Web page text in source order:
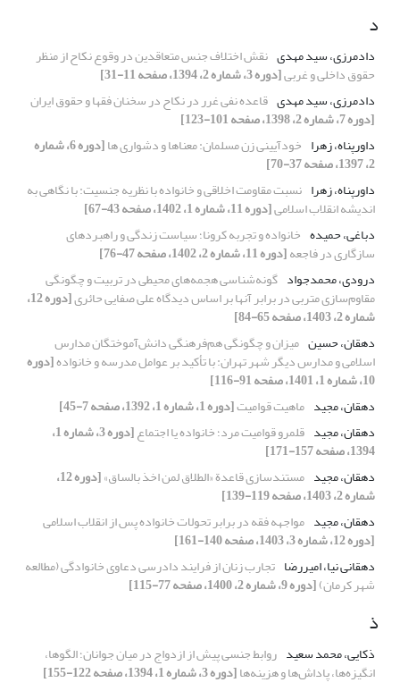
د
دادمرزی، سید مهدی نقش اختلاف جنس متعاقدین در وقوع نکاح از منظر
حقوق داخلی و غربی[دوره 3، شماره 2، 1394، صفحه 11-31]
دادمرزی، سید مهدی قاعده نفی غرر در نکاح در سخنان فقها و حقوق ایران
[دوره 7، شماره 2، 1398، صفحه 101-123]
داورپناه، زهرا خودآیینی زن مسلمان: معناها و دشواری ها [دوره 6، شماره
2، 1397، صفحه 37-70]
داورپناه، زهرا نسبت مقاومت اخلاقی و خانواده با نظریه جنسیت: با نگاهی به
اندیشه انقلاب اسلامی[دوره 11، شماره 1، 1402، صفحه 43-67]
دباغی، حمیده خانواده و تجربه کرونا؛ سیاست زندگی و راهبردهای
سازگاری در فاجعه[دوره 11، شماره 2، 1402، صفحه 47-76]
درودی، محمدجواد گونه‌شناسی هجمه‌های محیطی در تربیت و چگونگی
مقاوم‌سازی متربی در برابر آنها بر اساس دیدگاه علی صفایی حائری [دوره 12،
شماره 2، 1403، صفحه 65-84]
دهقان، حسین میزان و چگونگی هم‌فرهنگی دانش‌آموختگان مدارس
اسلامی و مدارس دیگر شهر تهران: با تأکید بر عوامل مدرسه و خانواده[دوره
10، شماره 1، 1401، صفحه 91-116]
دهقان، مجید ماهیت قوامیت[دوره 1، شماره 1، 1392، صفحه 7-45]
دهقان، مجید قلمرو قوامیت مرد؛ خانواده یا اجتماع [دوره 3، شماره 1،
1394، صفحه 157-171]
دهقان، مجید مستند‌سازی قاعدة «الطلاق لمن اخذ بالساق» [دوره 12،
شماره 2، 1403، صفحه 119-139]
دهقان، مجید مواجهه فقه در برابر تحولات خانواده پس از انقلاب اسلامی
[دوره 12، شماره 3، 1403، صفحه 140-161]
دهقانی نیا، امیررضا تجارب زنان از فرایند دادرسی دعاوی خانوادگی (مطالعه
شهر کرمان)[دوره 9، شماره 2، 1400، صفحه 77-115]
ذ
ذکایی، محمد سعید روابط جنسی پیش از ازدواج در میان جوانان؛ الگوها،
انگیزه‌ها، پاداش‌ها و هزینه‌ها[دوره 3، شماره 1، 1394، صفحه 122-155]